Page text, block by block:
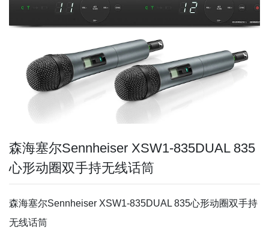
森海塞尔Sennheiser XSW1-835DUAL 835
心形动圈双手持无线话筒
森海塞尔Sennheiser XSW1-835DUAL 835心形动圈双手持
无线话筒